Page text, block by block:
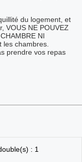
du logement, et
VOUS NE POUVEZ
NI
les chambres.
prendre vos repas
: 1